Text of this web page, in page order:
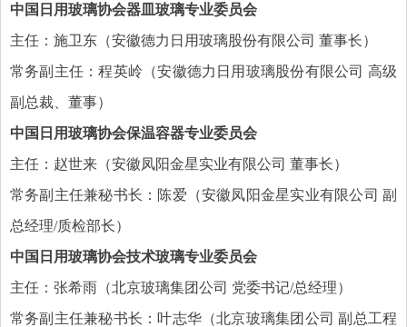
中国日用玻璃协会器皿玻璃专业委员会
主任：施卫东（安徽德力日用玻璃股份有限公司 董事长）
常务副主任：程英岭（安徽德力日用玻璃股份有限公司 高级
副总裁、董事）
中国日用玻璃协会保温容器专业委员会
主任：赵世来（安徽凤阳金星实业有限公司 董事长）
常务副主任兼秘书长：陈爱（安徽凤阳金星实业有限公司 副
总经理/质检部长）
中国日用玻璃协会技术玻璃专业委员会
主任：张希雨（北京玻璃集团公司 党委书记/总经理）
常务副主任兼秘书长：叶志华（北京玻璃集团公司 副总工程